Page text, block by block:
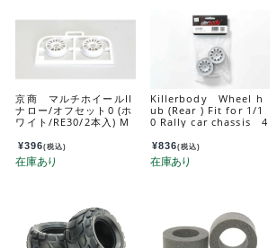
京商 マルチホイールII
ナロー/オフセット0 (ホ
ワイト/RE30/2本入) M
¥396(税込)
Killerbody Wheel h
ub (Rear ) Fit for 1/1
0 Rally car chassis 4
¥836(税込)